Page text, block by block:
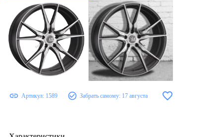
Артикул: 1589 Забрать самому: 17 августа